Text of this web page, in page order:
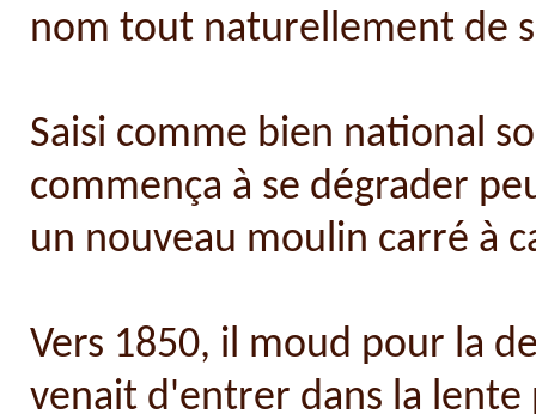
nom tout naturellement de
Saisi comme bien national
commença à se dégrader
un nouveau moulin carré à
Vers 1850, il moud pour la
venait d'entrer dans la lente